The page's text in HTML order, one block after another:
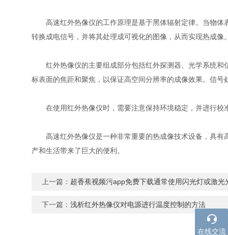
高速红外热像仪的工作原理是基于黑体辐射定律。当物体表
转换成电信号，并将其处理成可视化的图像，从而实现热成像
红外热像仪的主要组成部分包括红外探测器、光学系统和信
标表面的焦距和聚焦，以保证高空间分辨率的成像效果。信
在使用红外热像仪时，需要注意保持环境稳定，并进行校
高速红外热像仪是一种非常重要的热成像技术设备，具有高灵
产和生活带来了巨大的便利。
上一篇： 超香蕉视频污app免费下载通常使用闪光灯或激光
下一篇： 浅析红外热像仪对电源进行温度控制的方法
在线交流